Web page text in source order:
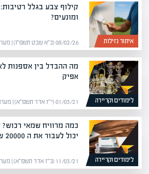
איתור נזילות
קילוף צבע בגלל
ומונעים?
08/02/26 (כ״א שבט תשפ״ו) | מערכת אפיק
לימודים וקריירה
מה ההבדל בין אספנות
אפיק
01/03/21 (י״ז אדר תשפ״א) | מערכת אפיק
לימודים וקריירה
כמה מרוויח שמאי
יכול לעבור את ה 20000 שח בחודש?
11/03/21 (כ״ז אדר תשפ״א) | מערכת אפיק